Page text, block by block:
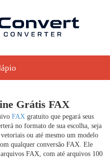
Grátis FAX
FAX gratuito que pegará seus
no formato de sua escolha, seja
ou até mesmo um modelo
qualquer conversão FAX. Ele
FAX, com até arquivos 100